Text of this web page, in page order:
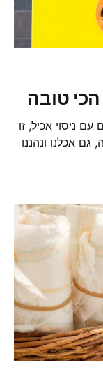
טובה
ניסוי אכיל, זו
אכלנו ונהננו